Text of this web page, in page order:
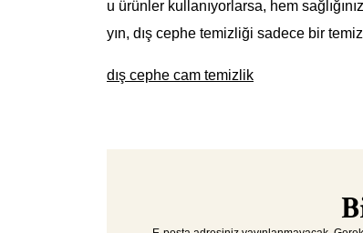
u ürünler kullanıyorlarsa, hem
yın, dış cephe temizliği sadece bir
dış cephe cam temizlik